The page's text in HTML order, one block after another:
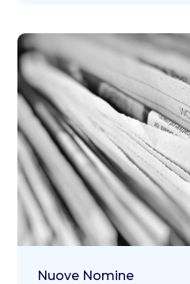
Nuove Nomine